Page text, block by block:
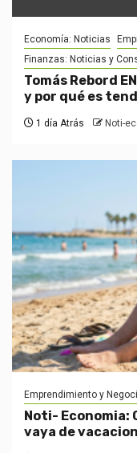
Economía: Noticias
Finanzas: Noticias y
Tomás Rebord
y por qué es
1 día Atrás Noti-
Emprendimiento y
Noti- Economia:
vaya de